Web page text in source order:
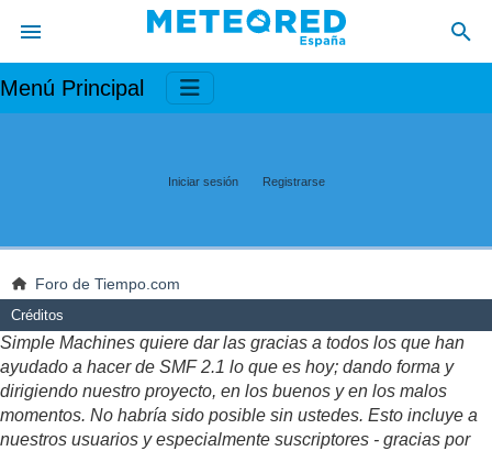
Menú Principal
Iniciar sesión Registrarse
Foro de Tiempo.com
Créditos
Simple Machines quiere dar las gracias a todos los que han
ayudado a hacer de SMF 2.1 lo que es hoy; dando forma y
dirigiendo nuestro proyecto, en los buenos y en los malos
momentos. No habría sido posible sin ustedes. Esto incluye a
nuestros usuarios y especialmente suscriptores - gracias por